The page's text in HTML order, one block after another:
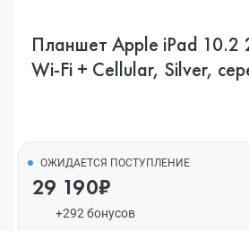
Планшет Apple iPad 10.2
Wi-Fi + Cellular, Silver,
ОЖИДАЕТСЯ ПОСТУПЛЕНИЕ
29 190₽
+292 бонусов